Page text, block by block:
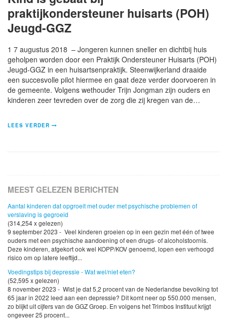
praktijkondersteuner huisarts (POH)
Jeugd-GGZ
1 7 augustus 2018 – Jongeren kunnen sneller en dichtbij huis
geholpen worden door een Praktijk Ondersteuner Huisarts (POH)
Jeugd-GGZ in een huisartsenpraktijk. Steenwijkerland draaide
een succesvolle pilot hiermee en gaat deze verder doorvoeren in
de gemeente. Volgens wethouder Trijn Jongman zijn ouders en
kinderen zeer tevreden over de zorg die zij kregen van de…
LEES VERDER
MEEST GELEZEN BERICHTEN
Aantal kinderen dat opgroeit met ouder met psychische problemen of
verslaving is gegroeid
(314,254 x gelezen)
9 september 2023 - Veel kinderen groeien op in een gezin met één of twee
ouders met een psychische aandoening of een drugs- of alcoholstoornis.
Deze kinderen, afgekort ook wel KOPP/KOV genoemd, lopen een verhoogd
risico om op latere leeftijd...
Voedingstips bij depressie - Wat wel/niet eten?
(52,595 x gelezen)
8 november 2023 - Wist je dat 5,2 procent van de Nederlandse bevolking tot
65 jaar in 2022 leed aan een depressie? Dit komt neer op 550.000 mensen,
zo blijkt uit cijfers van de GGZ Groep. En volgens het Trimbos Instituut krijgt
ongeveer 25 procent...